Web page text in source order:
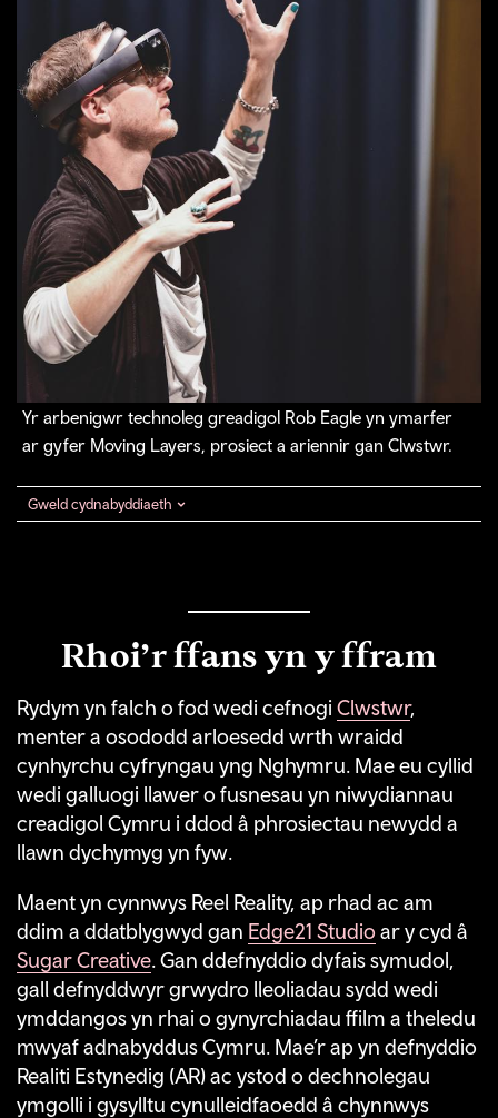
Yr arbenigwr technoleg greadigol Rob Eagle yn ymarfer
ar gyfer Moving Layers, prosiect a ariennir gan Clwstwr.
Gweld cydnabyddiaeth
Rhoi’r ffans yn y ffram
Rydym yn falch o fod wedi cefnogi Clwstwr,
menter a osododd arloesedd wrth wraidd
cynhyrchu cyfryngau yng Nghymru. Mae eu cyllid
wedi galluogi llawer o fusnesau yn niwydiannau
creadigol Cymru i ddod â phrosiectau newydd a
llawn dychymyg yn fyw.
Maent yn cynnwys Reel Reality, ap rhad ac am
ddim a ddatblygwyd gan Edge21 Studio ar y cyd â
Sugar Creative. Gan ddefnyddio dyfais symudol,
gall defnyddwyr grwydro lleoliadau sydd wedi
ymddangos yn rhai o gynyrchiadau ffilm a theledu
mwyaf adnabyddus Cymru. Mae’r ap yn defnyddio
Realiti Estynedig (AR) ac ystod o dechnolegau
ymgolli i gysylltu cynulleidfaoedd â chynnwys